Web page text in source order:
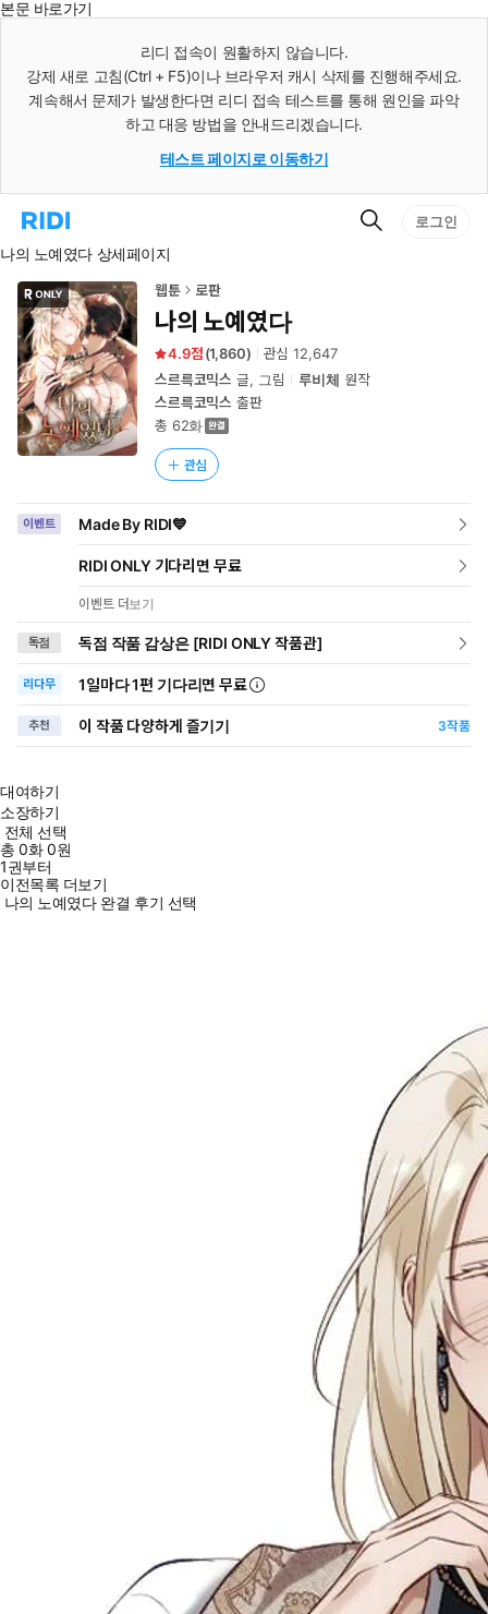
본문 바로가기
리디 접속이 원활하지 않습니다.
강제 새로 고침(Ctrl + F5)이나 브라우저 캐시 삭제를 진행해주세요.
계속해서 문제가 발생한다면 리디 접속 테스트를 통해 원인을 파악
하고 대응 방법을 안내드리겠습니다.
테스트 페이지로 이동하기
리
홈
로
이
동
검
로그인
나의 노예였다 상세페이지
웹툰 로판
나의 노예였다
4.9 (1,860) 관심12,647
스르륵코믹스 글, 그림 루비체 원작
스르륵코믹스 출판
총 62화
관심
이벤트 Made By RIDI💙
RIDI ONLY 기다리면 무료
이벤트 더보기
독점 독점 작품 감상은 [RIDI ONLY 작품관]
리다무 1일마다1편 기다리면 무료
추천 이 작품 다양하게 즐기기 3작품
대여하기
소장하기
전체 선택
총0화0원
1권부터
이전목록 더보기
나의 노예였다 완결 후기 선택